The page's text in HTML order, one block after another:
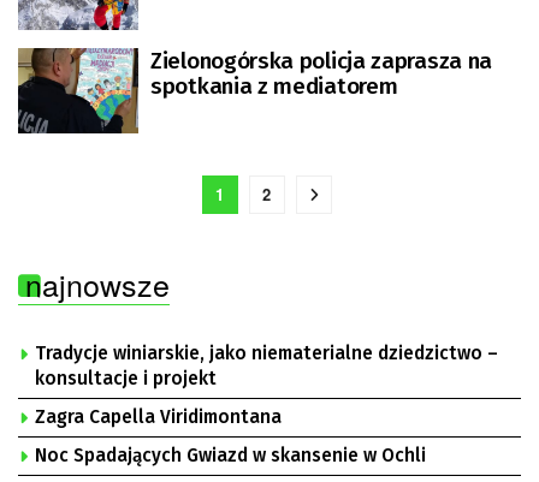
Zielonogórska policja zaprasza na
spotkania z mediatorem
1 2
najnowsze
Tradycje winiarskie, jako niematerialne dziedzictwo –
konsultacje i projekt
Zagra Capella Viridimontana
Noc Spadających Gwiazd w skansenie w Ochli